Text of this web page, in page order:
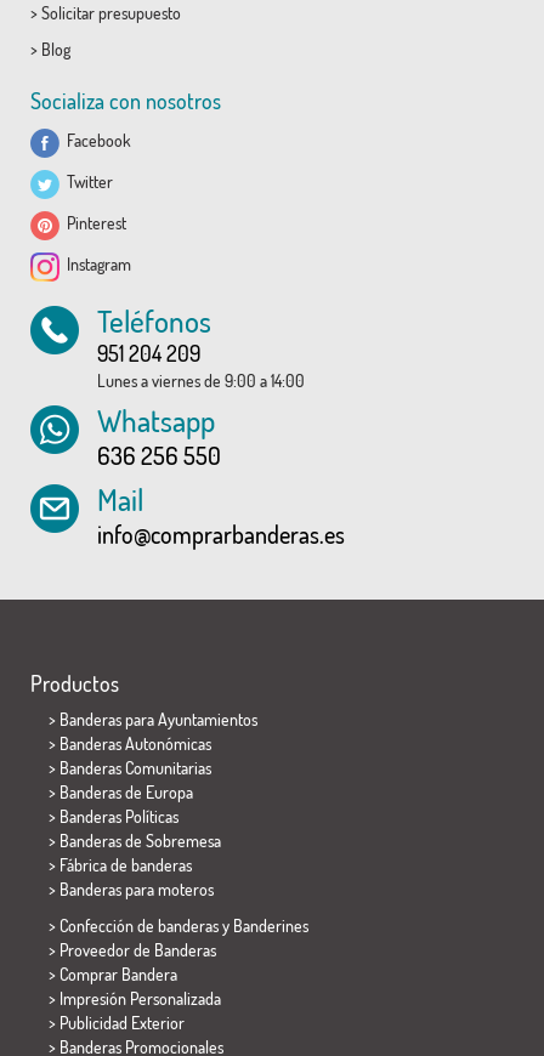
> Solicitar presupuesto
> Blog
Socializa con nosotros
Facebook
Twitter
Pinterest
Instagram
Teléfonos
951 204 209
Lunes a viernes de 9:00 a 14:00
Whatsapp
636 256 550
Mail
info@comprarbanderas.es
Productos
> Banderas para Ayuntamientos
> Banderas Autonómicas
> Banderas Comunitarias
> Banderas de Europa
> Banderas Políticas
> Banderas de Sobremesa
> Fábrica de banderas
> Banderas para moteros
> Confección de banderas y Banderines
> Proveedor de Banderas
> Comprar Bandera
> Impresión Personalizada
> Publicidad Exterior
> Banderas Promocionales